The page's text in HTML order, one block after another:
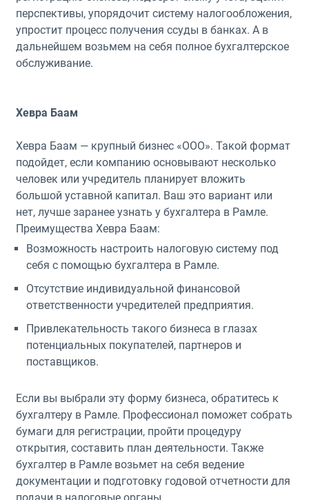
перспективы, упорядочит систему налогообложения,
упростит процесс получения ссуды в банках. А в
дальнейшем возьмем на себя полное бухгалтерское
обслуживание.
Хевра Баам
Хевра Баам — крупный бизнес «ООО». Такой формат
подойдет, если компанию основывают несколько
человек или учредитель планирует вложить
большой уставной капитал. Ваш это вариант или
нет, лучше заранее узнать у бухгалтера в Рамле.
Преимущества Хевра Баам:
Возможность настроить налоговую систему под
себя с помощью бухгалтера в Рамле.
Отсутствие индивидуальной финансовой
ответственности учредителей предприятия.
Привлекательность такого бизнеса в глазах
потенциальных покупателей, партнеров и
поставщиков.
Если вы выбрали эту форму бизнеса, обратитесь к
бухгалтеру в Рамле. Профессионал поможет собрать
бумаги для регистрации, пройти процедуру
открытия, составить план деятельности. Также
бухгалтер в Рамле возьмет на себя ведение
документации и подготовку годовой отчетности для
подачи в налоговые органы.